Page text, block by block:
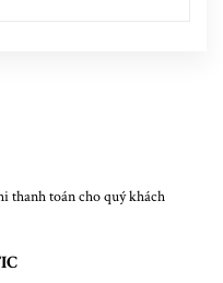
thanh toán cho quý khách